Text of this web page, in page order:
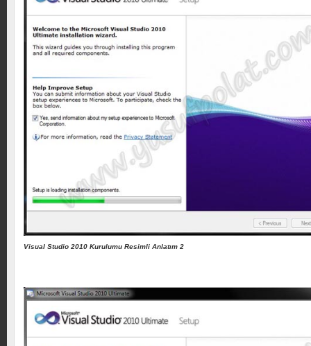
Visual Studio 2010 Kurulumu Resimli Anlatım 2